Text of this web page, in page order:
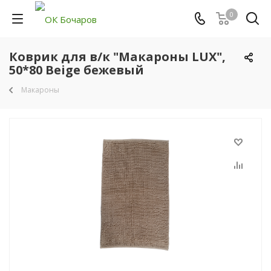
0
Коврик для в/к "Макароны LUX",
50*80 Beige бежевый
Макароны